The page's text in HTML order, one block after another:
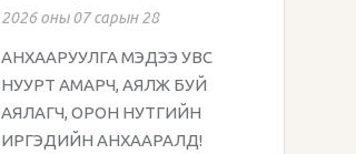
2026 оны 07 сарын 28
АНХААРУУЛГА МЭДЭЭ УВС
НУУРТ АМАРЧ, АЯЛЖ БУЙ
АЯЛАГЧ, ОРОН НУТГИЙН
ИРГЭДИЙН АНХААРАЛД!